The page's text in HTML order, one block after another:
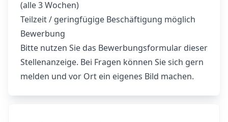
(alle 3 Wochen)
Teilzeit / geringfügige Beschäftigung möglich
Bewerbung
Bitte nutzen Sie das Bewerbungsformular dieser
Stellenanzeige. Bei Fragen können Sie sich gern
melden und vor Ort ein eigenes Bild machen.